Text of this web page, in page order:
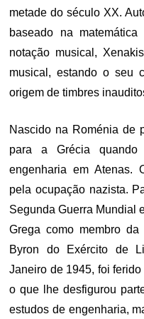
metade do século XX.
baseado na
notação musical,
musical, estando o seu
origem de timbres
Nascido na Roménia de
para a Grécia
engenharia em Atenas.
pela ocupação nazista.
Segunda Guerra Mundial
Grega como membro
Byron do Exército de
Janeiro de 1945, foi
o que lhe desfigurou
estudos de engenharia,